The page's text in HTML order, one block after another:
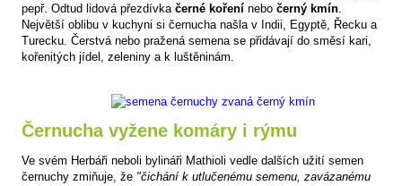
pepř. Odtud lidová přezdívka černé koření nebo černý kmín
Největší oblibu v kuchyni si černucha našla v Indii, Egyptě, Řecku a
Turecku. Čerstvá nebo pražená semena se přidávají do směsí kari,
kořenitých jídel, zeleniny a k luštěninám.
Černucha vyžene komáry i rýmu
Ve svém Herbáři neboli bylináři Mathioli vedle dalších užití semen
černuchy zmiňuje, že "čichání k utlučenému semenu, zavázanému